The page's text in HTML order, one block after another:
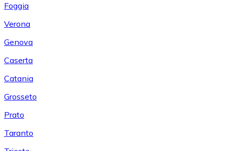
Foggia
Verona
Genova
Caserta
Catania
Grosseto
Prato
Taranto